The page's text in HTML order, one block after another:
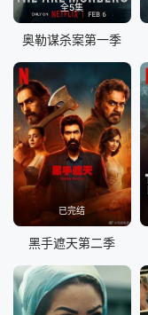
全5集
奥勒谋杀案第一季
已完结
黑手遮天第二季